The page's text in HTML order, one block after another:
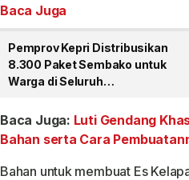
Baca Juga
Pemprov Kepri Distribusikan
8.300 Paket Sembako untuk
Warga di Seluruh
Baca Juga: Luti Gendang
Bahan serta Cara
Bahan untuk membuat Es